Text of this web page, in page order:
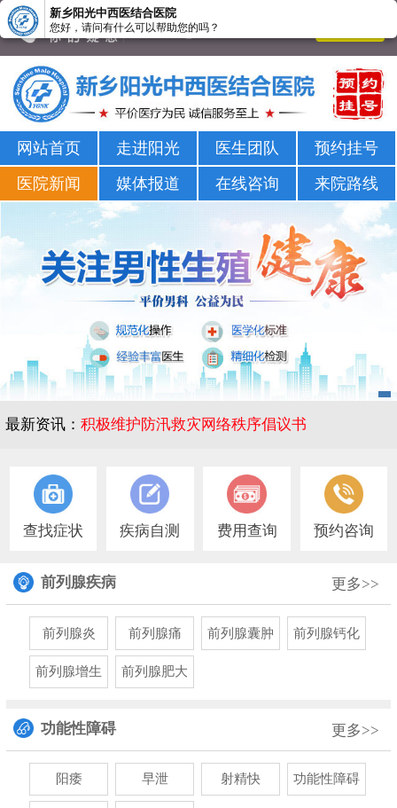
新乡男科医院-新乡市正规男科医院-新乡阳光男科医院
网站首页 走进阳光 医生团队
预约挂号
医院新闻
媒体报道 在线咨询 来院路线
最新资讯： 积极维护防汛救灾网络秩序倡议书
查找症状 疾病自测 费用查询 预约咨询
前列腺疾病 更多>>
前列腺炎 前列腺痛 前列腺囊肿 前列腺钙化
前列腺增生 前列腺肥大
功能性障碍 更多>>
阳痿 早泄 射精快 功能性障碍
新乡阳光中西医结合医院
您好，请问有什么可以帮助您的吗？